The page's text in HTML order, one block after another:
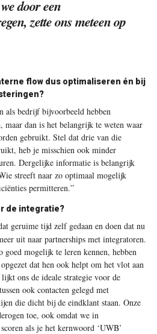
door een
zette ons meteen op
flow dus optimaliseren én bij
als bedrijf bijvoorbeeld hebben
dan is het belangrijk te weten waar
gebruikt. Stel dat drie van die
heb je misschien ook minder
Dergelijke informatie is belangrijk
streeft naar zo optimaal mogelijk
permitteren.”
de integratie?
geruime tijd zelf gedaan en doen dat nu
uit naar partnerships met integratoren.
goed mogelijk te leren kennen, hebben
dat hen ook helpt om het vlot aan
ons de ideale strategie voor de
ook contacten gelegd met
die dicht bij de eindklant staan. Onze
toe, ook omdat we in
als je het kernwoord ‘UWB’